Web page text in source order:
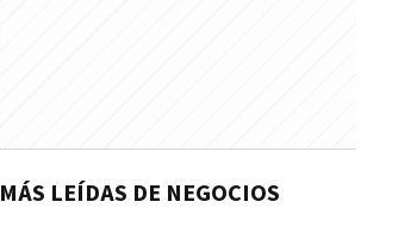
MÁS LEÍDAS DE NEGOCIOS